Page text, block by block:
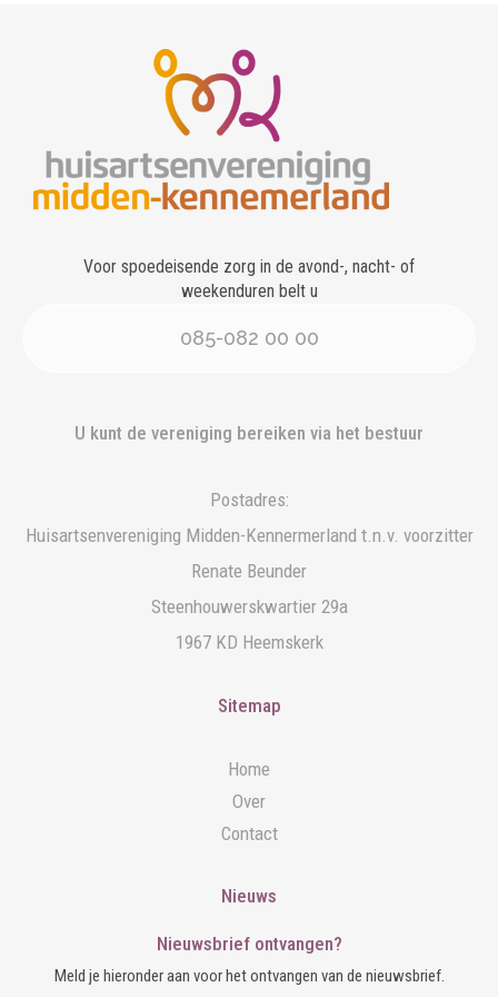
Voor spoedeisende zorg in de avond-, nacht- of
weekenduren belt u
085-082 00 00
U kunt de vereniging bereiken via het bestuur
Postadres:
Huisartsenvereniging Midden-Kennermerland t.n.v. voorzitter
Renate Beunder
Steenhouwerskwartier 29a
1967 KD Heemskerk
Sitemap
Home
Over
Contact
Nieuws
Nieuwsbrief ontvangen?
Meld je hieronder aan voor het ontvangen van de nieuwsbrief.